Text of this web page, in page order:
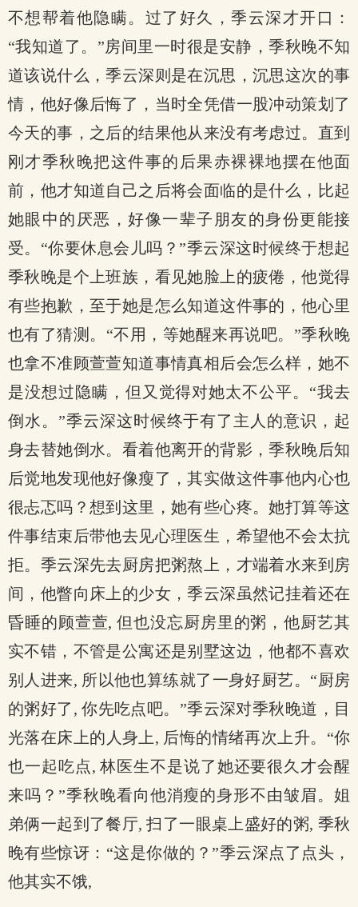
不想帮着他隐瞒。过了好久，季云深才开口：
“我知道了。”房间里一时很是安静，季秋晚不知
道该说什么，季云深则是在沉思，沉思这次的事
情，他好像后悔了，当时全凭借一股冲动策划了
今天的事，之后的结果他从来没有考虑过。直到
刚才季秋晚把这件事的后果赤裸裸地摆在他面
前，他才知道自己之后将会面临的是什么，比起
她眼中的厌恶，好像一辈子朋友的身份更能接
受。“你要休息会儿吗？”季云深这时候终于想起
季秋晚是个上班族，看见她脸上的疲倦，他觉得
有些抱歉，至于她是怎么知道这件事的，他心里
也有了猜测。“不用，等她醒来再说吧。”季秋晚
也拿不准顾萱萱知道事情真相后会怎么样，她不
是没想过隐瞒，但又觉得对她太不公平。“我去
倒水。”季云深这时候终于有了主人的意识，起
身去替她倒水。看着他离开的背影，季秋晚后知
后觉地发现他好像瘦了，其实做这件事他内心也
很忐忑吗？想到这里，她有些心疼。她打算等这
件事结束后带他去见心理医生，希望他不会太抗
拒。季云深先去厨房把粥熬上，才端着水来到房
间，他瞥向床上的少女，季云深虽然记挂着还在
昏睡的顾萱萱, 但也没忘厨房里的粥，他厨艺其
实不错，不管是公寓还是别墅这边，他都不喜欢
别人进来, 所以他也算练就了一身好厨艺。“厨房
的粥好了, 你先吃点吧。”季云深对季秋晚道，目
光落在床上的人身上, 后悔的情绪再次上升。“你
也一起吃点, 林医生不是说了她还要很久才会醒
来吗？”季秋晚看向他消瘦的身形不由皱眉。姐
弟俩一起到了餐厅, 扫了一眼桌上盛好的粥, 季秋
晚有些惊讶：“这是你做的？”季云深点了点头，
他其实不饿,